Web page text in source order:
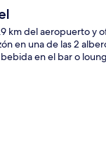
km del aeropuerto y
en una de las 2
en el bar o